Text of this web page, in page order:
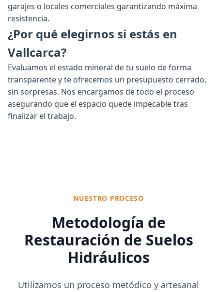
garajes o locales comerciales garantizando máxima
resistencia.
¿Por qué elegirnos si estás en
Vallcarca?
Evaluamos el estado mineral de tu suelo de forma
transparente y te ofrecemos un presupuesto cerrado,
sin sorpresas. Nos encargamos de todo el proceso
asegurando que el espacio quede impecable tras
finalizar el trabajo.
NUESTRO PROCESO
Metodología de
Restauración de Suelos
Hidráulicos
Utilizamos un proceso metódico y artesanal